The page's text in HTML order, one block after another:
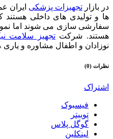
در بازارتجهیزات پزشکی ایران
ها و تولیدی های داخلی هستند
سفارشی سازی می شوند اما
هستند. شرکتتجهیز سلامت
نوزادان و اطفال مشاوره و
نظرات (0)
اشتراک
فیسبوک
توییتر
گوگل پلاس
لینکلین